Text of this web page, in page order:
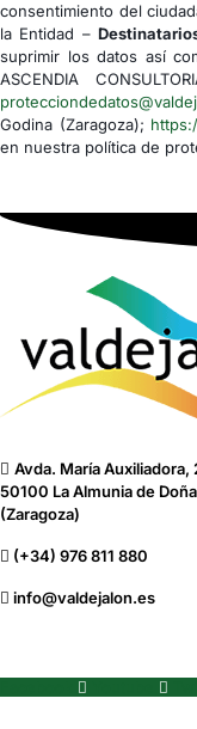
consentimiento del
la Entidad –
suprimir los datos así
ASCENDIA
Godina (Zaragoza);
en nuestra política de
Avda. María Auxiliadora,
50100 La Almunia de
(Zaragoza)
(+34) 976 811 880
info@valdejalon.es